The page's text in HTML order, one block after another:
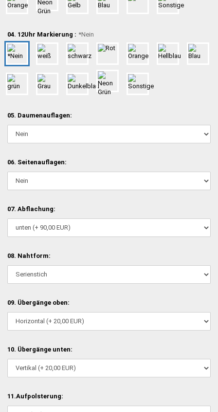
04. 12Uhr Markierung : *Nein
05. Daumenauflagen:
06. Seitenauflagen:
07. Abflachung:
08. Nahtform:
09. Übergänge oben:
10. Übergänge unten:
11.Aufpolsterung: